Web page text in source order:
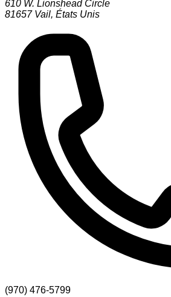
610 W. Lionshead Circle
81657 Vail, États Unis
(970) 476-5799